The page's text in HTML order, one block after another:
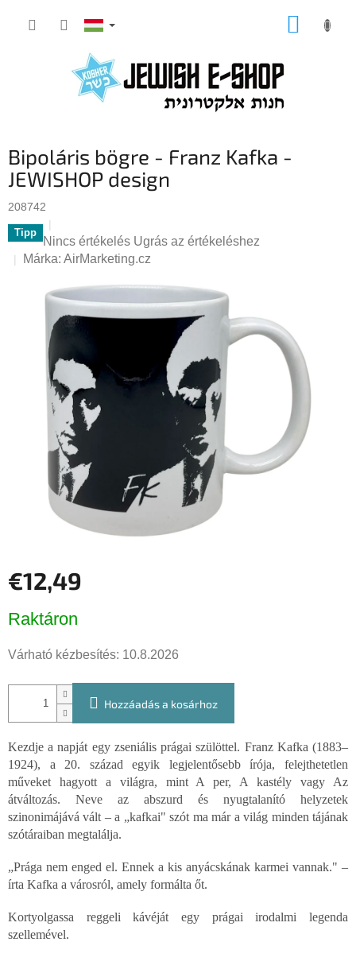
KOSÁR
Bipoláris bögre - Franz Kafka -
JEWISHOP design
208742
Tipp
A
termék
értékelése
ből
0,0
csillag.
Nincs értékelés Ugrás az értékeléshez
Márka: AirMarketing.cz
€12,49
Raktáron
Várható kézbesítés: 10.8.2026
Hozzáadás a kosárhoz
Kezdje a napját egy zseniális prágai szülöttel. Franz Kafka (1883–
1924), a 20. század egyik legjelentősebb írója, felejthetetlen
műveket hagyott a világra, mint A per, A kastély vagy Az
átváltozás. Neve az abszurd és nyugtalanító helyzetek
szinonimájává vált – a „kafkai" szót ma már a világ minden tájának
szótáraiban megtalálja.
„Prága nem enged el. Ennek a kis anyácskának karmei vannak." –
írta Kafka a városról, amely formálta őt.
Kortyolgassa reggeli kávéját egy prágai irodalmi legenda
szellemével.